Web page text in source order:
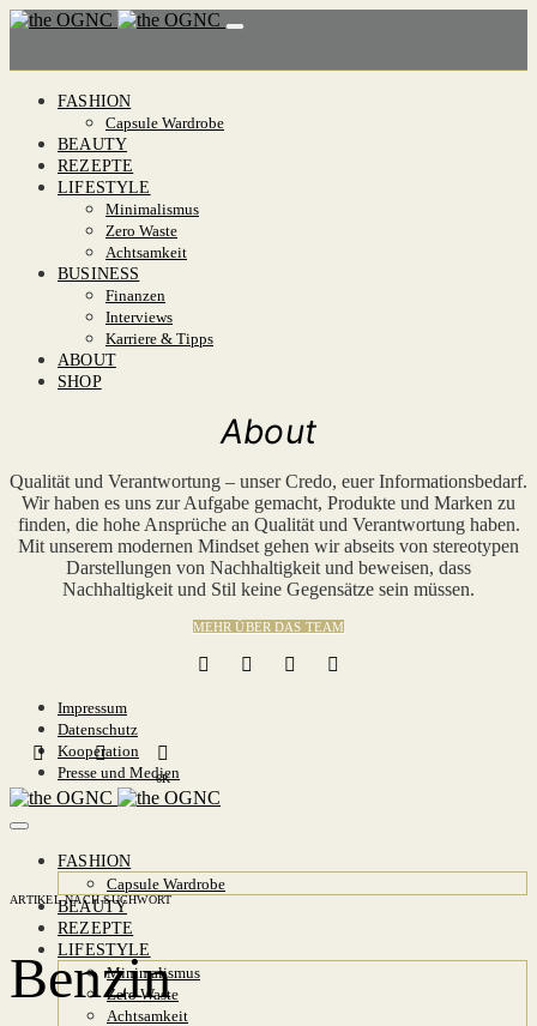
FASHION
Capsule Wardrobe
BEAUTY
REZEPTE
LIFESTYLE
Minimalismus
Zero Waste
Achtsamkeit
BUSINESS
Finanzen
Interviews
Karriere & Tipps
ABOUT
SHOP
About
Qualität und Verantwortung – unser Credo, euer Informationsbedarf.
Wir haben es uns zur Aufgabe gemacht, Produkte und Marken zu
finden, die hohe Ansprüche an Qualität und Verantwortung haben.
Mit unserem modernen Mindset gehen wir abseits von stereotypen
Darstellungen von Nachhaltigkeit und beweisen, dass
Nachhaltigkeit und Stil keine Gegensätze sein müssen.
MEHR ÜBER DAS TEAM
Impressum
Datenschutz
Kooperation
Presse und Medien
6K
FASHION
Capsule Wardrobe
BEAUTY
REZEPTE
LIFESTYLE
Minimalismus
Zero Waste
Achtsamkeit
ARTIKEL NACH SUCHWORT
Benzin